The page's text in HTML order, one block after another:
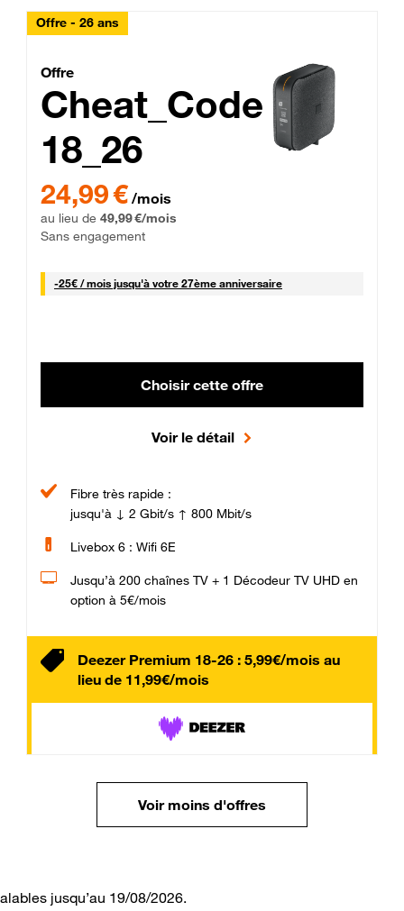
Offre - 26 ans
Cheat_Code Fibre_18_26
Offre
Cheat_Code
18_26
24,99 € /mois
au lieu de 49,99 €/mois
Sans engagement
-25€ / mois25 € par mois
jusqu'à votre 27ème anniversaire
Choisir cette offre
Voir le détail
Fibre très rapide :
jusqu'à ↓ 2 Gbit/s ↑ 800 Mbit/s
Livebox 6 : Wifi 6E
Jusqu’à 200 chaînes TV + 1 Décodeur TV UHD en
option à 5€/mois
Deezer Premium 18-26 : 5,99€/mois au
lieu de 11,99€/mois
Voir moins d'offres
jusqu’au 19/08/2026.